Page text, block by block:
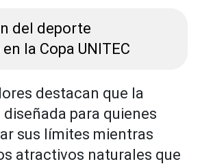
del deporte
la Copa UNITEC
destacan que la
para quienes
sus límites mientras
atractivos naturales que